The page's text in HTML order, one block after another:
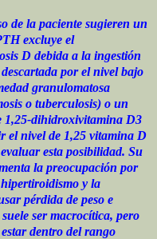
de la paciente sugieren un
excluye el
D debida a la ingestión
por el nivel bajo
granulomatosa
o tuberculosis) o un
1,25-dihidroxivitamina D3
el nivel de 1,25 vitamina D
esta posibilidad. Su
la preocupación por
y la
pérdida de peso e
ser macrocítica, pero
dentro del rango